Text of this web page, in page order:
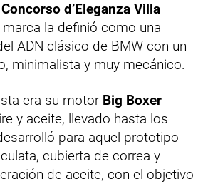
Concorso d’Eleganza Villa
la definió como una
ADN clásico de BMW con un
minimalista y muy mecánico.
era su motor Big Boxer
y aceite, llevado hasta los
para aquel prototipo
cubierta de correa y
de aceite, con el objetivo